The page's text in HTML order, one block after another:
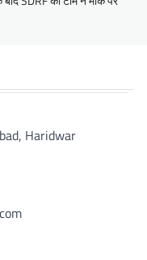
Haridwar